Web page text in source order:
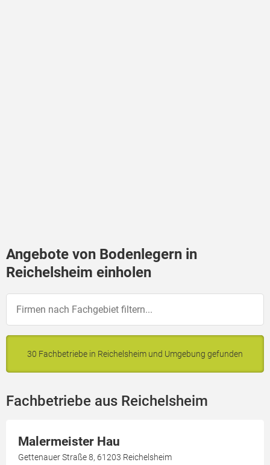
Angebote von Bodenlegern in
Reichelsheim einholen
30 Fachbetriebe in Reichelsheim und Umgebung gefunden
Fachbetriebe aus Reichelsheim
Malermeister Hau
Gettenauer Straße 8, 61203 Reichelsheim